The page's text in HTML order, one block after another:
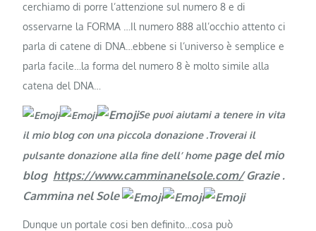
cerchiamo di porre l’attenzione sul numero 8 e di
osservarne la FORMA …Il numero 888 all’occhio attento ci
parla di catene di DNA…ebbene si l’universo è semplice e
parla facile…la forma del numero 8 è molto simile alla
catena del DNA…
Se puoi aiutami a tenere in vita
il mio blog con una piccola donazione .Troverai il
pulsante donazione alla fine dell’ home page del mio
blog https://www.camminanelsole.com/Grazie.
Cammina nel Sole
Dunque un portale cosi ben definito…cosa può